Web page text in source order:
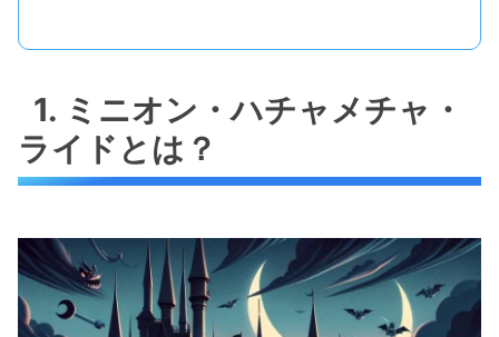
1. ミニオン・ハチャメチャ・
ライドとは？